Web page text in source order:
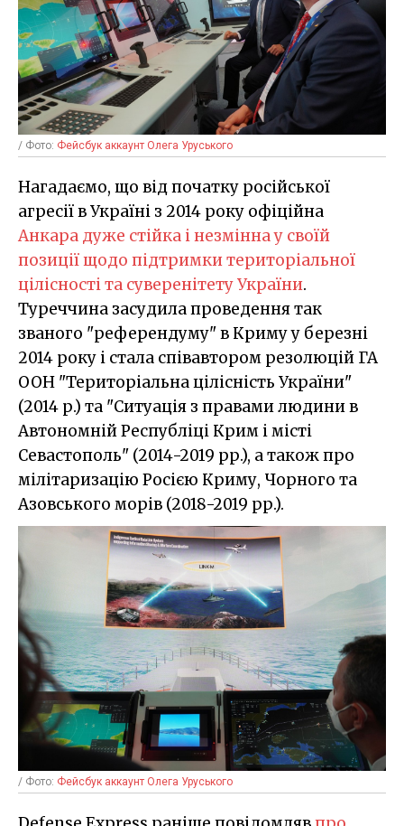
/ Фото: Фейсбук аккаунт Олега Уруського
Нагадаємо, що від початку російської
агресії в Україні з 2014 року офіційна
Анкара дуже стійка і незмінна у своїй
позиції щодо підтримки територіальної
цілісності та суверенітету України.
Туреччина засудила проведення так
званого "референдуму" в Криму у березні
2014 року і стала співавтором резолюцій ГА
ООН "Територіальна цілісність України"
(2014 р.) та "Ситуація з правами людини в
Автономній Республіці Крим і місті
Севастополь" (2014-2019 рр.), а також про
мілітаризацію Росією Криму, Чорного та
Азовського морів (2018-2019 рр.).
/ Фото: Фейсбук аккаунт Олега Уруського